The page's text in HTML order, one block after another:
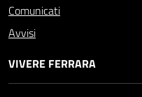
Comunicati
Avvisi
VIVERE FERRARA